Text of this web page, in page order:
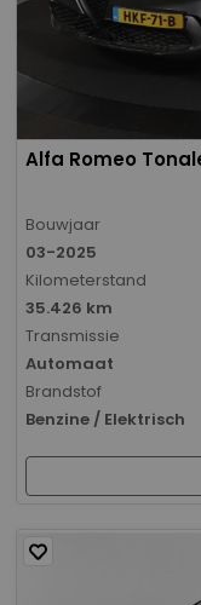
Alfa Romeo
Bouwjaar
03-2025
Kilometerstand
35.426 km
Transmissie
Automaat
Brandstof
Benzine / Elektrisch